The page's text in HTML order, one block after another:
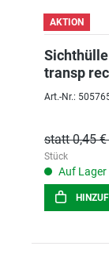
AKTION
transp
Art.-Nr.:
statt 0,45 €
Stück
Auf